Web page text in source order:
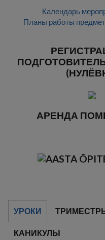
Календарь
Планы работы
АРЕНДА
УРОКИ
КАНИКУЛЫ